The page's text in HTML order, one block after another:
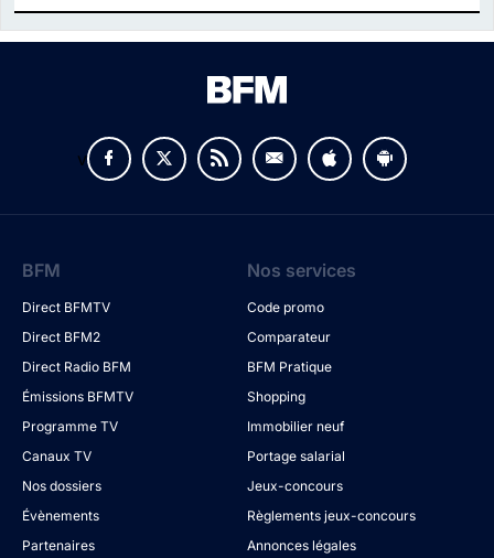
v
BFM
Direct BFMTV
Direct BFM2
Direct Radio BFM
Émissions BFMTV
Programme TV
Canaux TV
Nos dossiers
Évènements
Partenaires
Nos services
Code promo
Comparateur
BFM Pratique
Shopping
Immobilier neuf
Portage salarial
Jeux-concours
Règlements jeux-concours
Annonces légales